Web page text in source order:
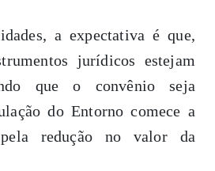
a expectativa é que,
jurídicos estejam
que o convênio seja
do Entorno comece a
redução no valor da